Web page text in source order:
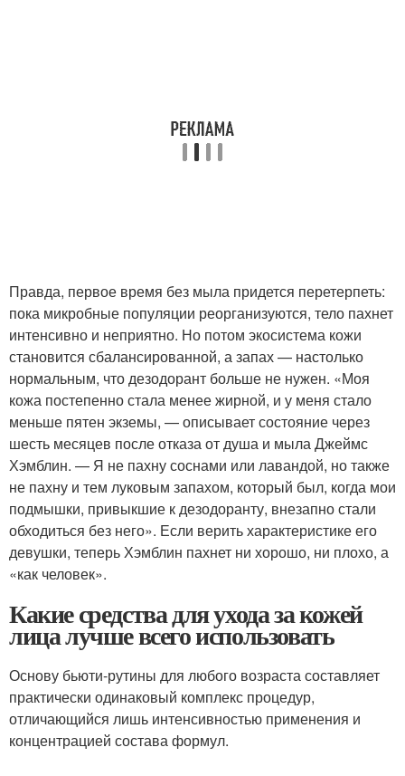
Правда, первое время без мыла придется перетерпеть:
пока микробные популяции реорганизуются, тело пахнет
интенсивно и неприятно. Но потом экосистема кожи
становится сбалансированной, а запах — настолько
нормальным, что дезодорант больше не нужен. «Моя
кожа постепенно стала менее жирной, и у меня стало
меньше пятен экземы, — описывает состояние через
шесть месяцев после отказа от душа и мыла Джеймс
Хэмблин. — Я не пахну соснами или лавандой, но также
не пахну и тем луковым запахом, который был, когда мои
подмышки, привыкшие к дезодоранту, внезапно стали
обходиться без него». Если верить характеристике его
девушки, теперь Хэмблин пахнет ни хорошо, ни плохо, а
«как человек».
Какие средства для ухода за кожей
лица лучше всего использовать
Основу бьюти-рутины для любого возраста составляет
практически одинаковый комплекс процедур,
отличающийся лишь интенсивностью применения и
концентрацией состава формул.